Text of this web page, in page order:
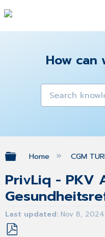
How can
Expand/
Home CGM
PrivLiq - PKV
Last updated Nov 8, 2024